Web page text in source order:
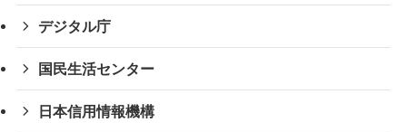
デジタル庁
国民生活センター
日本信用情報機構